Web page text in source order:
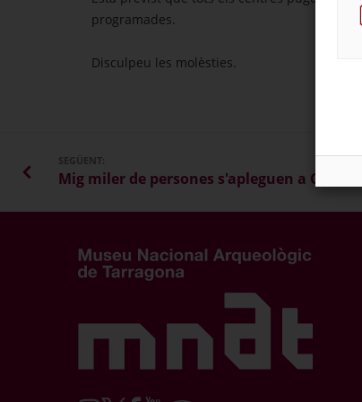
programades.
Disculpeu les molèsties.
SEGÜENT: